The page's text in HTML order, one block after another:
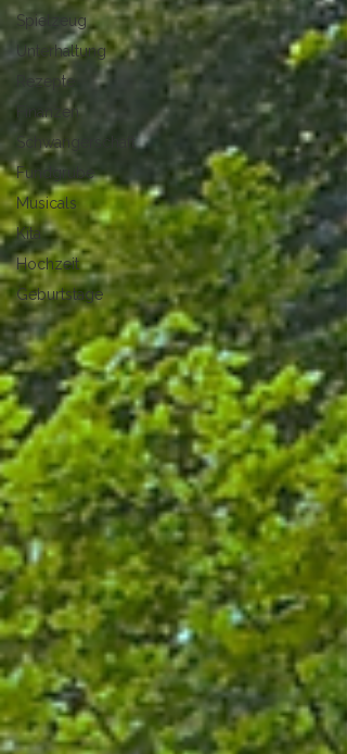
Spielzeug
Unterhaltung
Rezepte
Finanzen
Schwangerschaft
Fundgrube
Musicals
Kita
Hochzeit
Geburtstage